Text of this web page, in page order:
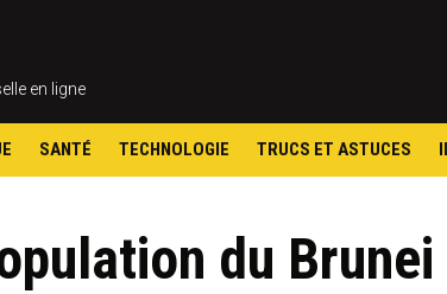
en ligne
SANTÉ TECHNOLOGIE TRUCS ET ASTUCES
du